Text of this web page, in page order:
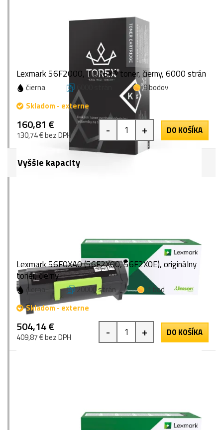
Lexmark 56F2000, TOREX® toner, čierny, 6000 strán
čierna 6000 strán
9 bodov
Skladom - externe
160,81 €
130,74 € bez DPH - + DO KOŠÍKA
Vyššie kapacity
Lexmark 56F0XA0 (56F2X00, 56F2X0E), originálny
toner, čierny
čierna 20000 strán
1 bod
Skladom - externe
504,14 €
409,87 € bez DPH - + DO KOŠÍKA